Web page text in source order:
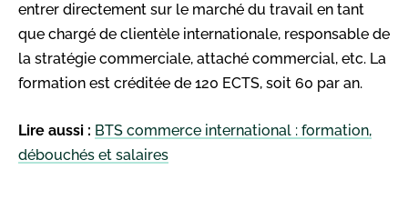
entrer directement sur le marché du travail en tant
que chargé de clientèle internationale, responsable de
la stratégie commerciale, attaché commercial, etc. La
formation est créditée de 120 ECTS, soit 60 par an.
Lire aussi : BTS commerce international : formation,
débouchés et salaires